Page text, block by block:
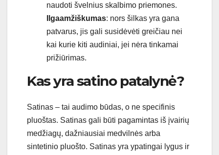
naudoti švelnius skalbimo priemones.
Ilgaamžiškumas: nors šilkas yra gana
patvarus, jis gali susidėvėti greičiau nei
kai kurie kiti audiniai, jei nėra tinkamai
prižiūrimas.
Kas yra satino patalynė?
Satinas – tai audimo būdas, o ne specifinis
pluoštas. Satinas gali būti pagamintas iš įvairių
medžiagų, dažniausiai medvilnės arba
sintetinio pluošto. Satinas yra ypatingai lygus ir